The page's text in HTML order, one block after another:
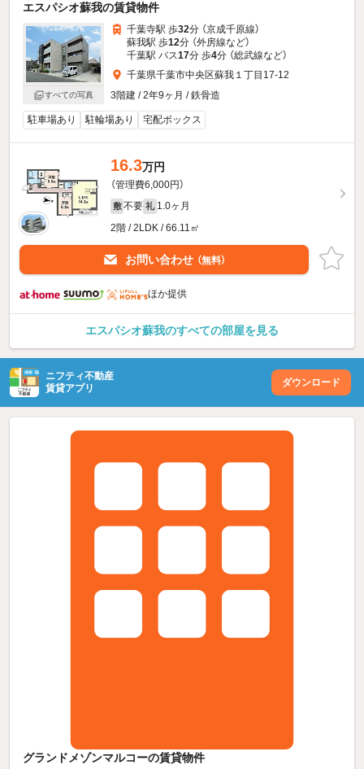
エスパシオ蘇我の賃貸物件
すべての写真
千葉寺駅 歩32分 （京成千原線）
蘇我駅 歩12分 （外房線など）
千葉駅 バス17分 歩4分 （総武線など）
千葉県千葉市中央区蘇我１丁目17-12
3階建 / 2年9ヶ月 / 鉄骨造
駐車場あり 駐輪場あり 宅配ボックス
16.3万円
（管理費6,000円）
敷 不要 礼 1.0ヶ月
2階 / 2LDK / 66.11㎡
お問い合わせ （無料）
ほか提供
エスパシオ蘇我のすべての部屋を見る
ニフティ不動産
賃貸アプリ
ダウンロード
グランドメゾンマルコーの賃貸物件